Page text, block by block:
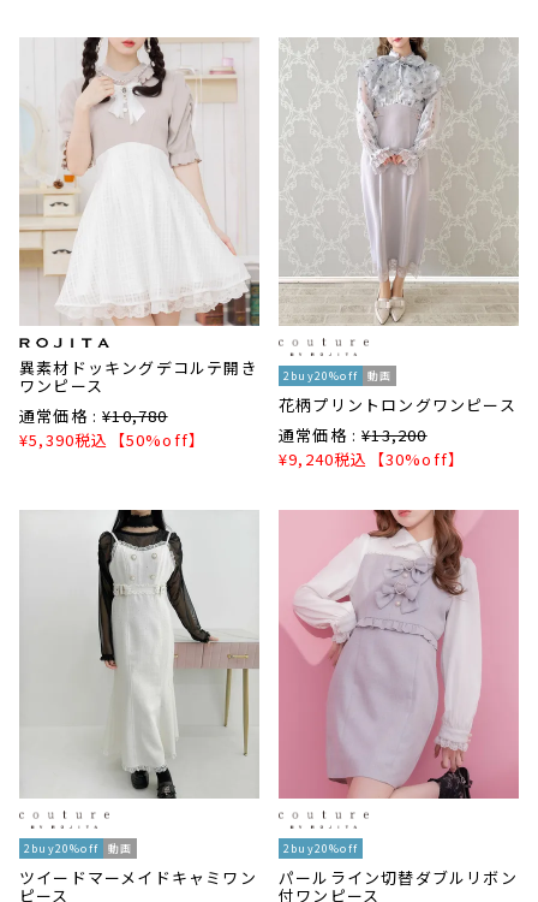
異素材ドッキングデコルテ開き
ワンピース
通常価格 : ¥10,780
¥5,390税込 【50%off】
2buy20%off 動画
花柄プリントロングワンピース
通常価格 : ¥13,200
¥9,240税込 【30%off】
2buy20%off 動画
ツイードマーメイドキャミワン
ピース
2buy20%off
パールライン切替ダブルリボン
付ワンピース